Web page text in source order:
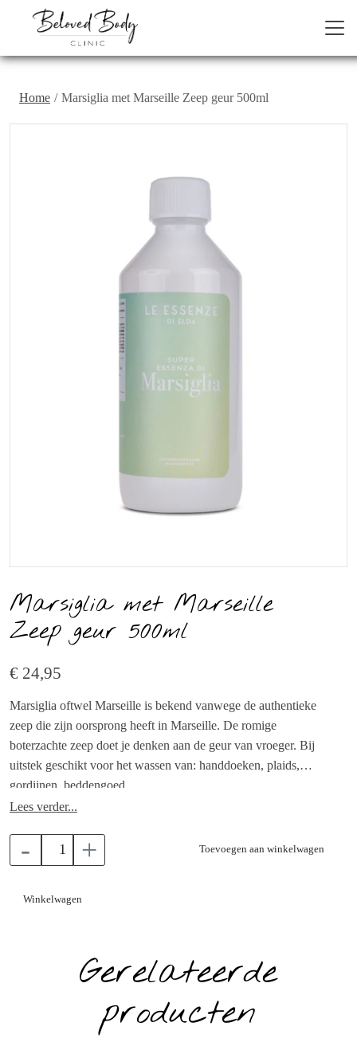
Home Marsiglia met Marseille Zeep geur 500ml
Marsiglia met Marseille
Zeep geur 500ml
€ 24,95
Marsiglia oftwel Marseille is bekend vanwege de authentieke
zeep die zijn oorsprong heeft in Marseille. De romige
boterzachte zeep doet je denken aan de geur van vroeger. Bij
uitstek geschikt voor het wassen van: handdoeken, plaids,
gordijnen, beddengoed
Lees verder...
- + Toevoegen aan winkelwagen
Winkelwagen
Gerelateerde
producten